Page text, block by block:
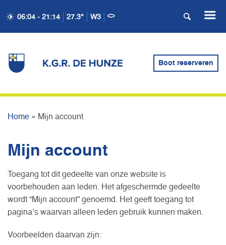
06:04 - 21:14 27.3° W3
Boot reserveren
Home » Mijn account
Mijn account
Toegang tot dit gedeelte van onze website is
voorbehouden aan leden. Het afgeschermde gedeelte
wordt “Mijn account” genoemd. Het geeft toegang tot
pagina’s waarvan alleen leden gebruik kunnen maken.
Voorbeelden daarvan zijn: